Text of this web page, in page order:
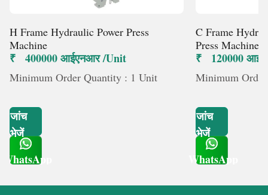
H Frame Hydraulic Power Press
Machine
₹ 400000 आईएनआर /Unit
Minimum Order Quantity : 1 Unit
जांच
भेजें
WhatsApp
C Frame
Press Machine
₹ 120000
Minimum
जांच
भेजें
WhatsApp